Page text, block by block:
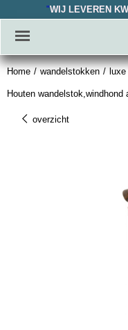
"WIJ LEVEREN
Home / wandelstokken /
Houten wandelstok,windhond
overzicht